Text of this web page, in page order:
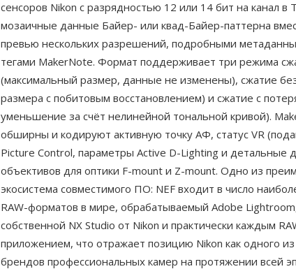
сенсоров Nikon с разрядностью 12 или 14 бит на канал
мозаичные данные Байер- или квад-Байер-паттерна
превью нескольких разрешений, подробными
тегами MakerNote. Формат поддерживает три режима
(максимальный размер, данные не изменены), сжатие
размера с побитовым восстановлением) и сжатие с
уменьшение за счёт нелинейной тональной кривой).
обширны и кодируют активную точку АФ, статус VR
Picture Control, параметры Active D-Lighting и детальные
объективов для оптики F-mount и Z-mount. Одно из
экосистема совместимого ПО: NEF входит в число
RAW-форматов в мире, обрабатываемый Adobe
собственной NX Studio от Nikon и практически каждым
приложением, что отражает позицию Nikon как одного
брендов профессиональных камер на протяжении всей